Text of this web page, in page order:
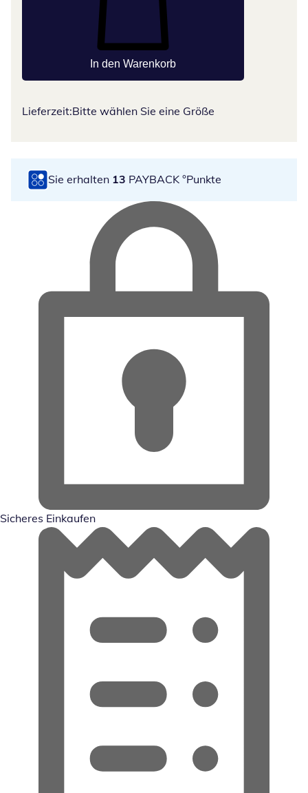
In den Warenkorb
Lieferzeit:Bitte wählen Sie eine Größe
Sie erhalten 13 PAYBACK °Punkte
Sicheres Einkaufen